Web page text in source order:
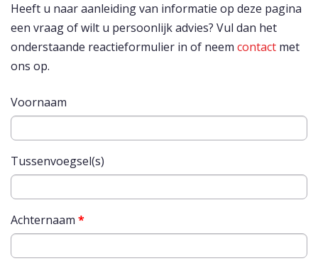
Heeft u naar aanleiding van informatie op deze pagina
een vraag of wilt u persoonlijk advies? Vul dan het
onderstaande reactieformulier in of neem contact met
ons op.
Voornaam
Tussenvoegsel(s)
Achternaam *